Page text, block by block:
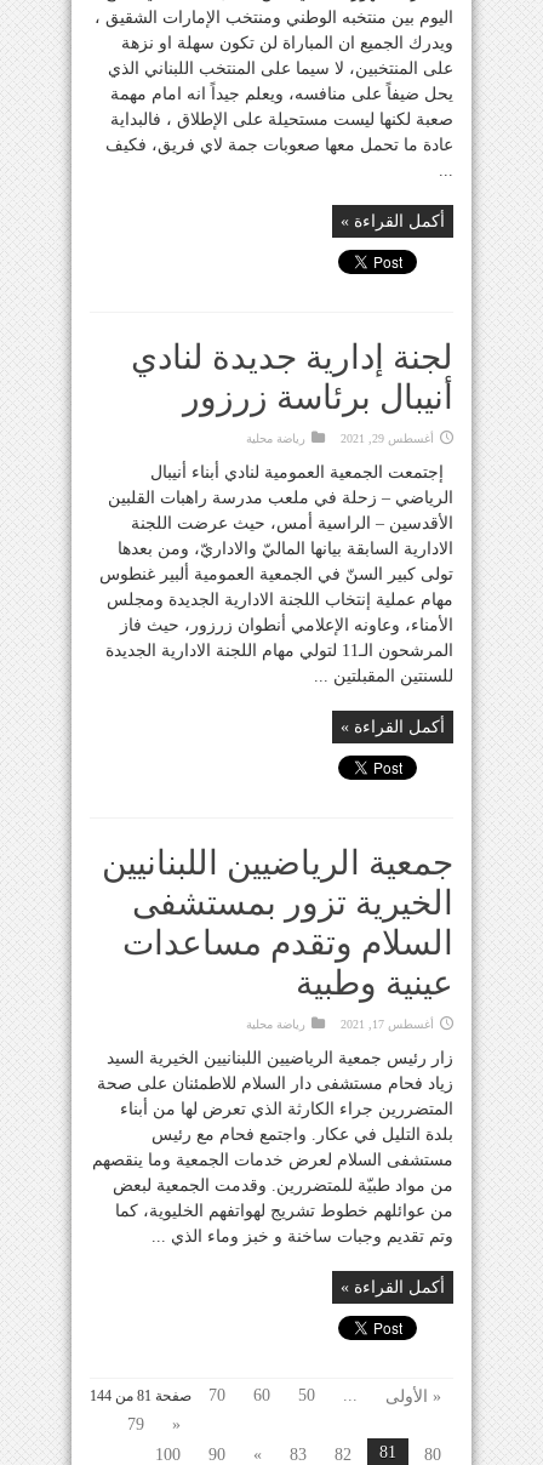
اليوم بين منتخبه الوطني ومنتخب الإمارات الشقيق ،
ويدرك الجميع ان المباراة لن تكون سهلة او نزهة
على المنتخبين، لا سيما على المنتخب اللبناني الذي
يحل ضيفاً على منافسه، ويعلم جيداً انه امام مهمة
صعبة لكنها ليست مستحيلة على الإطلاق ، فالبداية
عادة ما تحمل معها صعوبات جمة لاي فريق، فكيف
...
أكمل القراءة »
لجنة إدارية جديدة لنادي
أنيبال برئاسة زرزور
أغسطس 29, 2021 رياضة محلية
إجتمعت الجمعية العمومية لنادي أبناء أنيبال
الرياضي – زحلة في ملعب مدرسة راهبات القلبين
الأقدسين – الراسية أمس، حيث عرضت اللجنة
الادارية السابقة بيانها الماليّ والاداريّ، ومن بعدها
تولى كبير السنّ في الجمعية العمومية ألبير غنطوس
مهام عملية إنتخاب اللجنة الادارية الجديدة ومجلس
الأمناء، وعاونه الإعلامي أنطوان زرزور، حيث فاز
المرشحون الـ11 لتولي مهام اللجنة الادارية الجديدة
للسنتين المقبلتين ...
أكمل القراءة »
جمعية الرياضيين اللبنانيين
الخيرية تزور بمستشفى
السلام وتقدم مساعدات
عينية وطبية
أغسطس 17, 2021 رياضة محلية
زار رئيس جمعية الرياضيين اللبنانيين الخيرية السيد
زياد فحام مستشفى دار السلام للاطمئنان على صحة
المتضررين جراء الكارثة الذي تعرض لها من أبناء
بلدة التليل في عكار. واجتمع فحام مع رئيس
مستشفى السلام لعرض خدمات الجمعية وما ينقصهم
من مواد طبيّة للمتضررين. وقدمت الجمعية لبعض
من عوائلهم خطوط تشريج لهواتفهم الخليوية، كما
وتم تقديم وجبات ساخنة و خبز وماء الذي ...
أكمل القراءة »
صفحة 81 من 144 « الأولى ...
50
60
70
«
79
80
81
82
83
»
90
100